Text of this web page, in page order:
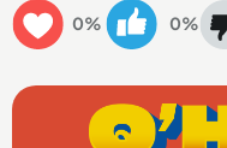
0% 0%